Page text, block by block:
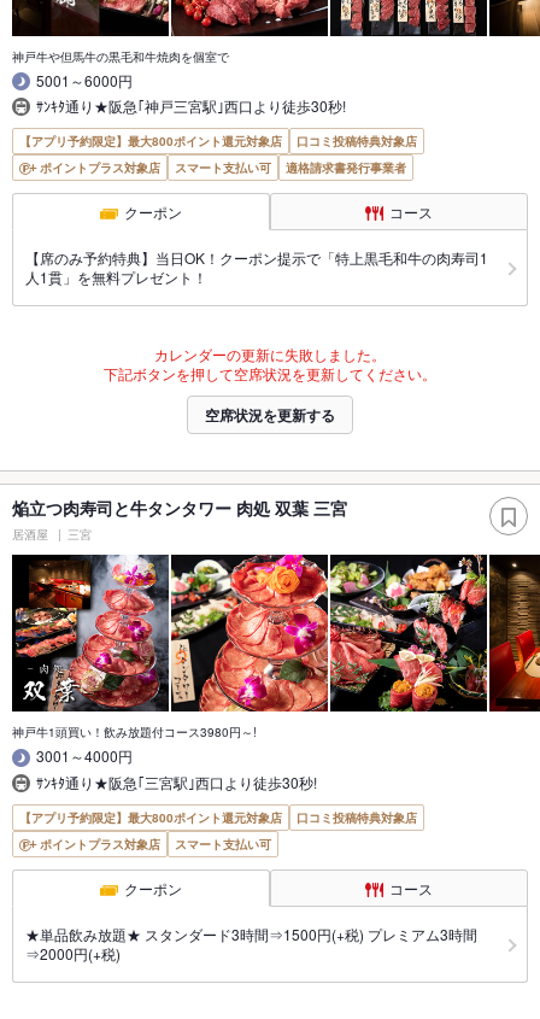
神戸牛や但馬牛の黒毛和牛焼肉を個室で
5001～6000円
ｻﾝｷﾀ通り★阪急｢神戸三宮駅｣西口より徒歩30秒!
【アプリ予約限定】最大800ポイント還元対象店
口コミ投稿特典対象店
ポイントプラス対象店
スマート支払い可 適格請求書発行事業者
クーポン コース
【席のみ予約特典】当日OK！クーポン提示で「特上黒毛和牛の肉寿司1
人1貫」を無料プレゼント！
カレンダーの更新に失敗しました。
下記ボタンを押して空席状況を更新してください。
空席状況を更新する
焔立つ肉寿司と牛タンタワー 肉処 双葉 三宮
居酒屋 三宮
神戸牛1頭買い！飲み放題付コース3980円～!
3001～4000円
ｻﾝｷﾀ通り★阪急｢三宮駅｣西口より徒歩30秒!
【アプリ予約限定】最大800ポイント還元対象店
口コミ投稿特典対象店
ポイントプラス対象店
スマート支払い可
クーポン コース
★単品飲み放題★ スタンダード3時間⇒1500円(+税) プレミアム3時間
⇒2000円(+税)